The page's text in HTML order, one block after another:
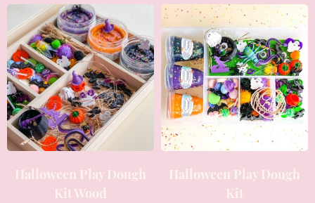
Halloween Play Dough
Kit Wood
Halloween Play Dough
Kit